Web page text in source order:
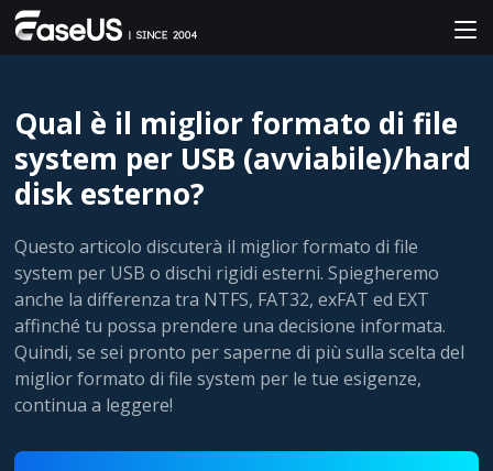
Qual è il miglior formato di file
system per USB (avviabile)/hard
disk esterno?
Questo articolo discuterà il miglior formato di file
system per USB o dischi rigidi esterni. Spiegheremo
anche la differenza tra NTFS, FAT32, exFAT ed EXT
affinché tu possa prendere una decisione informata.
Quindi, se sei pronto per saperne di più sulla scelta del
miglior formato di file system per le tue esigenze,
continua a leggere!